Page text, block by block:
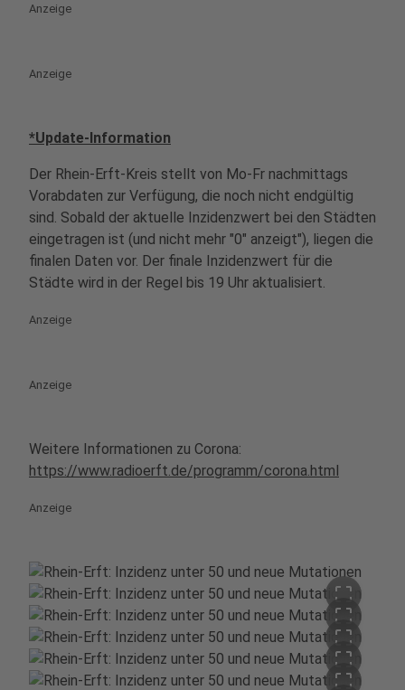
Anzeige
Anzeige
*Update-Information
Der Rhein-Erft-Kreis stellt von Mo-Fr nachmittags
Vorabdaten zur Verfügung, die noch nicht endgültig
sind. Sobald der aktuelle Inzidenzwert bei den Städten
eingetragen ist (und nicht mehr "0" anzeigt"), liegen die
finalen Daten vor. Der finale Inzidenzwert für die
Städte wird in der Regel bis 19 Uhr aktualisiert.
Anzeige
Anzeige
Weitere Informationen zu Corona:
https://www.radioerft.de/programm/corona.html
Anzeige
crop_free
crop_free
crop_free
crop_free
crop_free